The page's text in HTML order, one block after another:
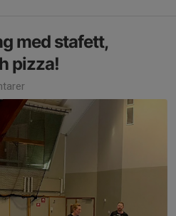
med stafett,
pizza!